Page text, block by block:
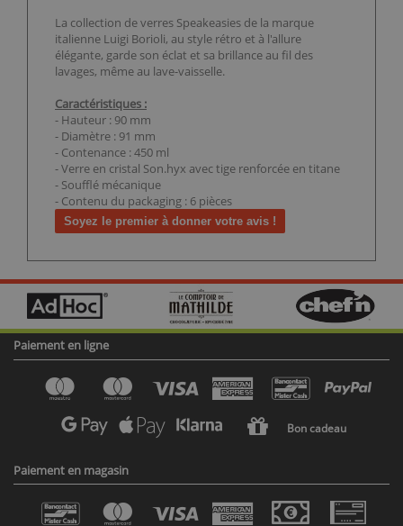
La collection de verres Speakeasies de la marque
italienne Luigi Borioli, au style rétro et à l'allure
élégante, garde son éclat et sa brillance au fil des
lavages, même au lave-vaisselle.
Caractéristiques :
- Hauteur : 90 mm
- Diamètre : 91 mm
- Contenance : 450 ml
- Verre en cristal Son.hyx avec tige renforcée en titane
- Soufflé mécanique
- Contenu du packaging : 6 pièces
Soyez le premier à donner votre avis !
Paiement en ligne
Bon cadeau
Paiement en magasin